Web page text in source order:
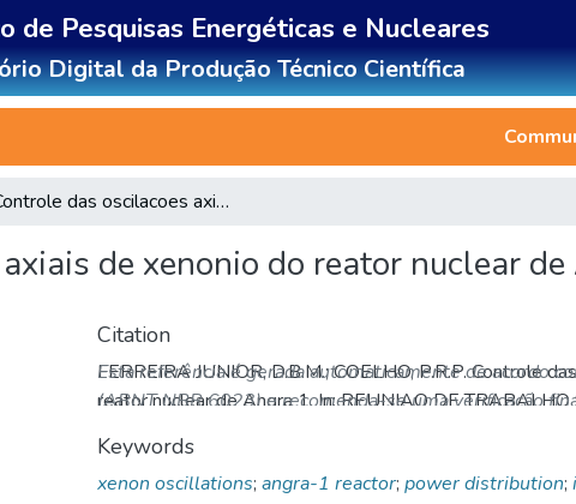
de Pesquisas Energéticas e Nucleares
Digital da Produção Técnico Científica
Controle das oscilacoes axiais de xenonio do reator nuclear de Angra 1
de xenonio do reator nuclear
Citation
FERREIRA JUNIOR, D.B.M.; COELHO, P.R.P. Controle
reator nuclear de Angra 1. In: REUNIAO DE
http://repositorio.ipen.br/handle/123456789/22529.
Esta referência é gerada automaticamente de acordo
(ABNT NBR 6023) e recomenda-se uma verificação
Keywords
xenon oscillations; angra-1 reactor; power distribution;